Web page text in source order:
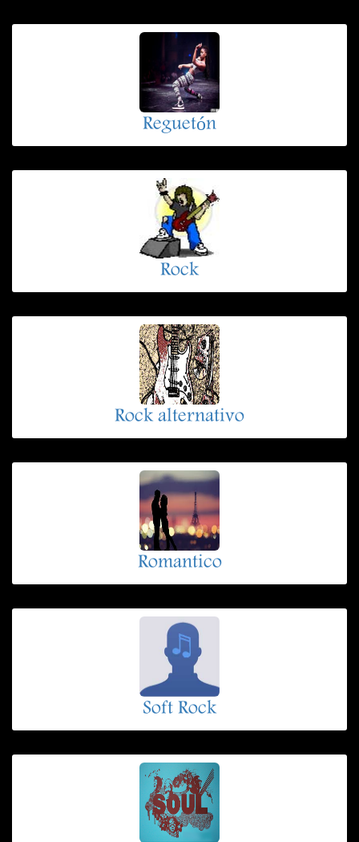
Reguetón
Rock
Rock alternativo
Romantico
Soft Rock